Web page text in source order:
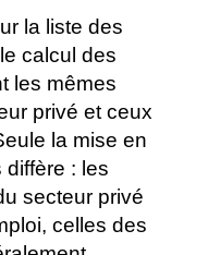
la liste des
calcul des
les mêmes
privé et ceux
la mise en
: les
secteur privé
celles des